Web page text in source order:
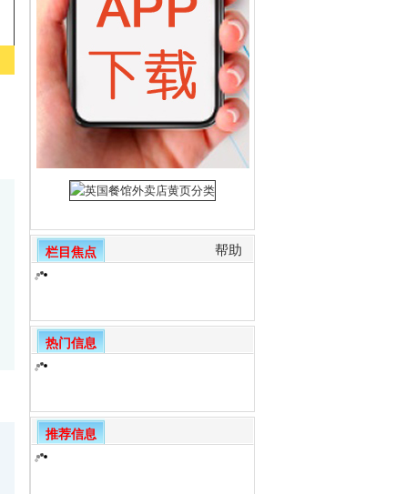
栏目焦点 帮助
热门信息
推荐信息